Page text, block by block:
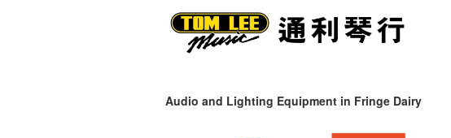
Audio and Lighting Equipment in Fringe Dairy